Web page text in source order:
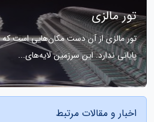
تور مالزی
تور مالزی از آن دست مکان‌هایی است که
پایانی ندارد. این سرزمین لایه‌های...
اخبار و مقالات مرتبط